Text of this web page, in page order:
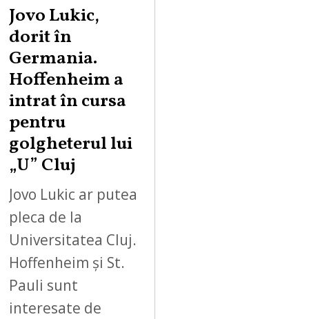
Jovo Lukic,
dorit în
Germania.
Hoffenheim a
intrat în cursa
pentru
golgheterul lui
„U” Cluj
Jovo Lukic ar putea
pleca de la
Universitatea Cluj.
Hoffenheim și St.
Pauli sunt
interesate de